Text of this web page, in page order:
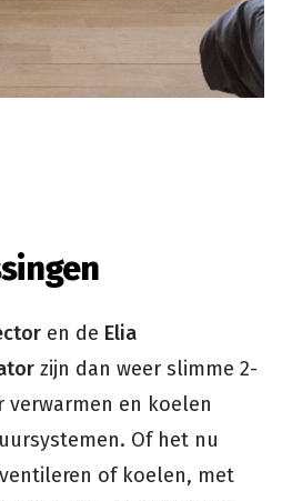
en de Elia
zijn dan weer slimme 2-
verwarmen en koelen
Of het nu
of koelen, met